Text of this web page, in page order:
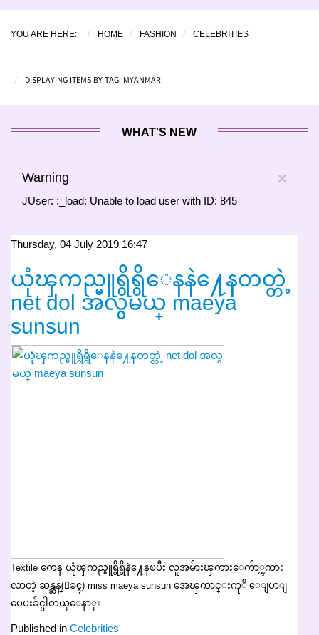
YOU ARE HERE: HOME FASHION CELEBRITIES
DISPLAYING ITEMS BY TAG: MYANMAR
WHAT'S NEW
×
Warning
JUser: :_load: Unable to load user with ID: 845
Thursday, 04 July 2019 16:47
ယုံၾကည္မူရွိရွိေနနဲ႔ေနတတ္တဲ့
net dol အလွမယ္ maeya
sunsun
Textile ကေန ယုံၾကည္မူရွိရွိနဲ႔ေနၿပီး လူအမ်ားၾကားေက်ာ္ၾကား
လာတဲ့ ဆန္ဆန္(ေခၚ) miss maeya sunsun အေၾကာင္းကုိ ေျပာျ
ပေပးခ်င္ပါတယ္ေနာ္။
Published in Celebrities